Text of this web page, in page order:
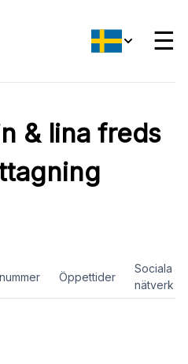
☰
& lina freds
Öppettider
Sociala
nätverk